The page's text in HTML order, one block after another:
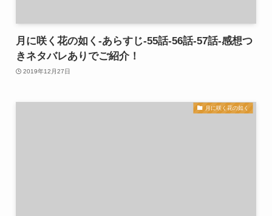
月に咲く花の如く-あらすじ-55話-56話-57話-感想つ
きネタバレありでご紹介！
2019年12月27日
月に咲く花の如く